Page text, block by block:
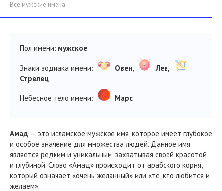
Все мужские имена
Пол имени: мужское
Знаки зодиака имени: Овен,
Лев,
Стрелец
Небесное тело имени: Марс
Амад — это исламское мужское имя, которое имеет глубокое
и особое значение для множества людей. Данное имя
является редким и уникальным, захватывая своей красотой
и глубиной. Слово «Амад» происходит от арабского корня,
который означает «очень желанный» или «те, кто любится и
желаем».